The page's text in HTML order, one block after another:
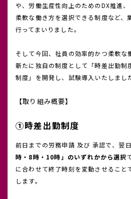
や、労働生産性向上のためのDX推進
柔軟な働き方を選択できる制度など、
行ってまいりました。
そして今回、社員の効率的かつ柔軟な
新たに独自の制度として「時差出勤制
制度」を開発し、試験導入いたしまし
【取り組み概要】
①時差出勤制度
前日までの労務申請 及び 承認で、翌
時・8時・10時」のいずれかから選択
に合わせて終了時刻を変動させること
します。